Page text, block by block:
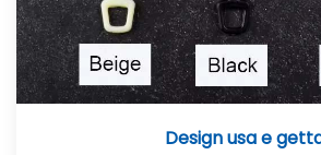
Design usa e